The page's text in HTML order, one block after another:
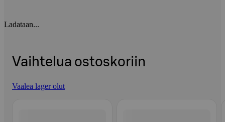
Ladataan...
Vaihtelua ostoskoriin
Vaalea lager olut